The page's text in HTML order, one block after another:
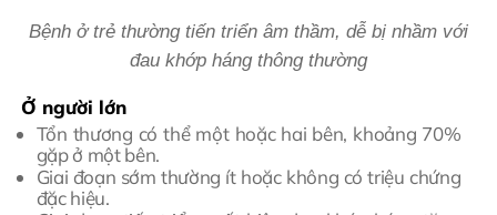
Bệnh ở trẻ thường tiến triển âm thầm, dễ bị nhầm với
đau khớp háng thông thường
Ở người lớn
Tổn thương có thể một hoặc hai bên, khoảng 70%
gặp ở một bên.
Giai đoạn sớm thường ít hoặc không có triệu chứng
đặc hiệu.